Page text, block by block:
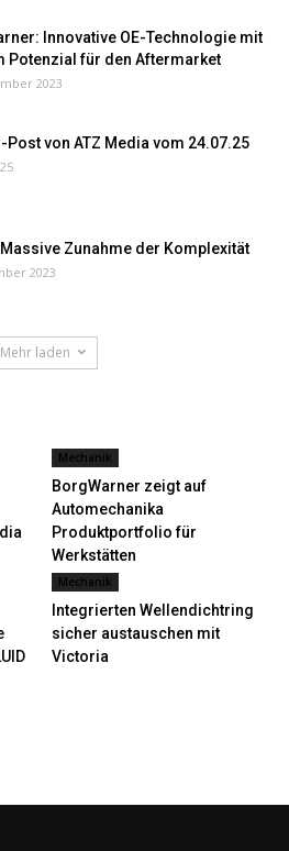
Innovative OE-Technologie mit
Potenzial für den Aftermarket
2023
Post von ATZ Media vom 24.07.25
Massive Zunahme der Komplexität
2023
Mehr laden
Mechanik
BorgWarner zeigt auf
Automechanika
Produktportfolio für
Werkstätten
Mechanik
Integrierten Wellendichtring
sicher austauschen mit
Victoria